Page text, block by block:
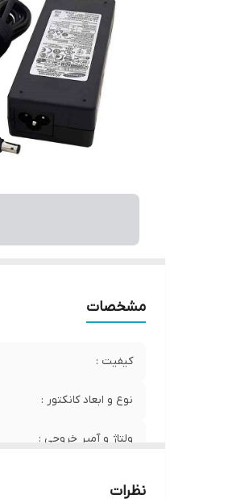
مشخصات
کیفیت :
نوع و ابعاد کانکتور :
ولتاژ و آمپر خروجی :
نظرات